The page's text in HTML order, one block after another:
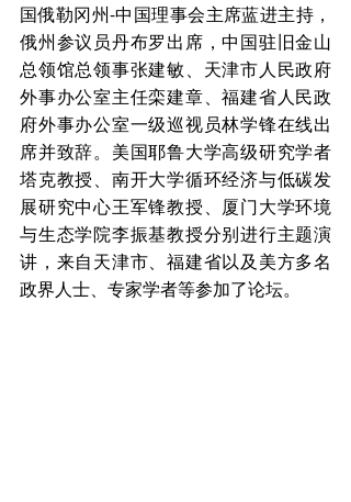
国俄勒冈州-中国理事会主席蓝进主持，
俄州参议员丹布罗出席，中国驻旧金山
总领馆总领事张建敏、天津市人民政府
外事办公室主任栾建章、福建省人民政
府外事办公室一级巡视员林学锋在线出
席并致辞。美国耶鲁大学高级研究学者
塔克教授、南开大学循环经济与低碳发
展研究中心王军锋教授、厦门大学环境
与生态学院李振基教授分别进行主题演
讲，来自天津市、福建省以及美方多名
政界人士、专家学者等参加了论坛。